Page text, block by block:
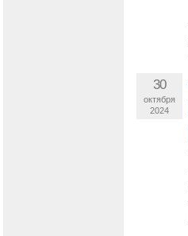
30
октября
2024